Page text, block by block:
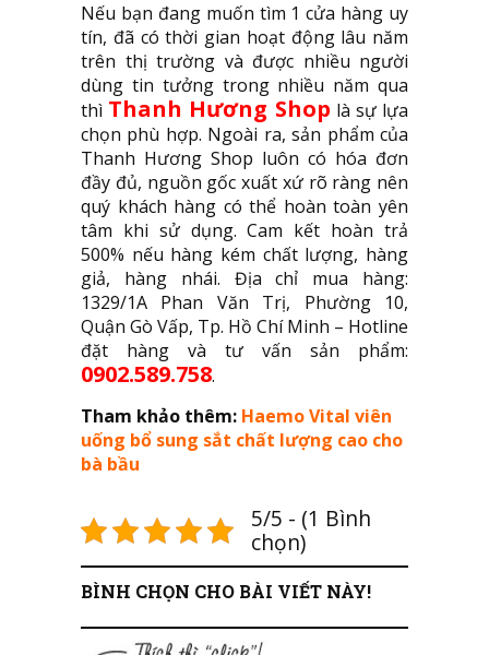
Nếu bạn đang muốn tìm 1 cửa hàng uy
tín, đã có thời gian hoạt động lâu năm
trên thị trường và được nhiều người
dùng tin tưởng trong nhiều năm qua
thì Thanh Hương Shop là sự lựa
chọn phù hợp. Ngoài ra, sản phẩm của
Thanh Hương Shop luôn có hóa đơn
đầy đủ, nguồn gốc xuất xứ rõ ràng nên
quý khách hàng có thể hoàn toàn yên
tâm khi sử dụng. Cam kết hoàn trả
500% nếu hàng kém chất lượng, hàng
giả, hàng nhái. Địa chỉ mua hàng:
1329/1A Phan Văn Trị, Phường 10,
Quận Gò Vấp, Tp. Hồ Chí Minh – Hotline
đặt hàng và tư vấn sản phẩm:
0902.589.758.
Tham khảo thêm: Haemo Vital viên
uống bổ sung sắt chất lượng cao cho
bà bầu
5/5 - (1 Bình
chọn)
BÌNH CHỌN CHO BÀI VIẾT NÀY!